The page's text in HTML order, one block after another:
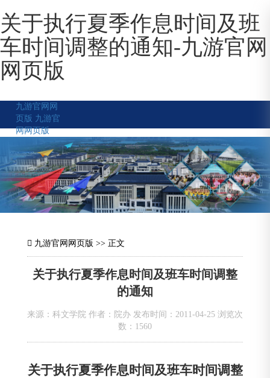
关于执行夏季作息时间及班
车时间调整的通知-九游官网
网页版
九游官网网
页版 九游官
网网页版
九游官网网页版 >> 正文
关于执行夏季作息时间及班车时间调整
的通知
来源：科文学院 作者：院办 发布时间：2011-04-25 浏览次
数： 1560
关于执行夏季作息时间及班车时间调整